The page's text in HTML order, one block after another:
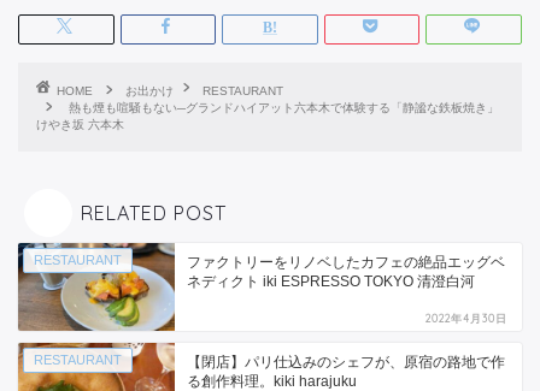
HOME お出かけ
RESTAURANT
熱も煙も喧騒もない─グランドハイアット六本木で体験する「静謐な鉄板焼き」
けやき坂 六本木
RELATED POST
RESTAURANT
ファクトリーをリノベしたカフェの絶品エッグベ
ネディクト iki ESPRESSO TOKYO 清澄白河
2022年4月30日
RESTAURANT
【閉店】パリ仕込みのシェフが、原宿の路地で作
る創作料理。kiki harajuku